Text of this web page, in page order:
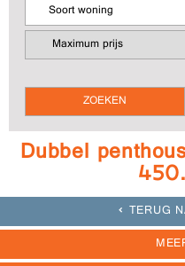
Soort woning
Dubbel
TERUG